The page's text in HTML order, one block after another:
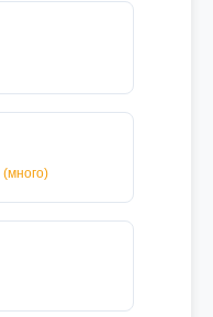
(много)